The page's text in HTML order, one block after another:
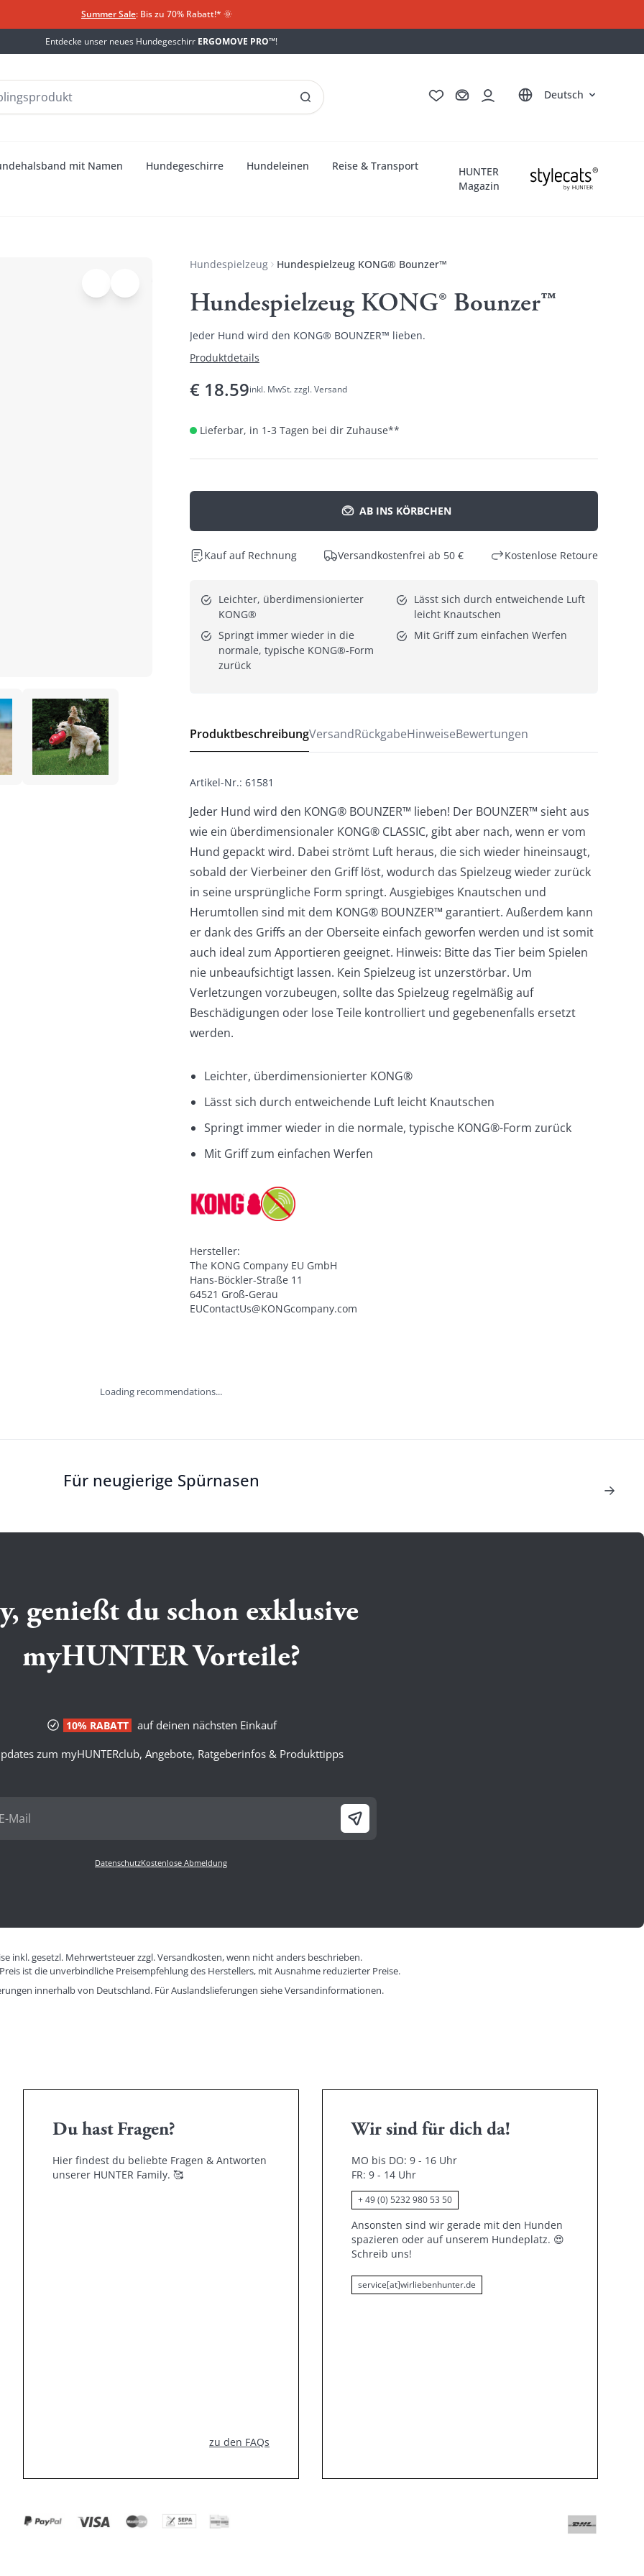
Summer Sale: Bis zu 70% Rabatt!* 🌞
Entdecke unser neues Hundegeschirr ERGOMOVE PRO™!
English
Français
Italiano
Nederlands
Deutsch
mit Namen Hundegeschirre Hundeleinen Reise & Transport
HUNTER
Magazin
Hundespielzeug Hundespielzeug KONG® Bounzer™
Hundespielzeug KONG® Bounzer™
Jeder Hund wird den KONG® BOUNZER™ lieben.
Produktdetails
€ 18.59inkl. MwSt. zzgl. Versand
Lieferbar, in 1-3 Tagen bei dir Zuhause**
AB INS KÖRBCHEN
Kauf auf Rechnung Versandkostenfrei ab 50 € Kostenlose Retoure
Leichter, überdimensionierter
KONG®
Lässt sich durch entweichende Luft
leicht Knautschen
Springt immer wieder in die
normale, typische KONG®-Form
zurück
Mit Griff zum einfachen Werfen
ProduktbeschreibungVersandRückgabeHinweiseBewertungen
Artikel-Nr.: 61581
Jeder Hund wird den KONG® BOUNZER™ lieben! Der BOUNZER™ sieht aus
wie ein überdimensionaler KONG® CLASSIC, gibt aber nach, wenn er vom
Hund gepackt wird. Dabei strömt Luft heraus, die sich wieder hineinsaugt,
sobald der Vierbeiner den Griff löst, wodurch das Spielzeug wieder zurück
in seine ursprüngliche Form springt. Ausgiebiges Knautschen und
Herumtollen sind mit dem KONG® BOUNZER™ garantiert. Außerdem kann
er dank des Griffs an der Oberseite einfach geworfen werden und ist somit
auch ideal zum Apportieren geeignet. Hinweis: Bitte das Tier beim Spielen
nie unbeaufsichtigt lassen. Kein Spielzeug ist unzerstörbar. Um
Verletzungen vorzubeugen, sollte das Spielzeug regelmäßig auf
Beschädigungen oder lose Teile kontrolliert und gegebenenfalls ersetzt
werden.
Leichter, überdimensionierter KONG®
Lässt sich durch entweichende Luft leicht Knautschen
Springt immer wieder in die normale, typische KONG®-Form zurück
Mit Griff zum einfachen Werfen
Hersteller:
The KONG Company EU GmbH
Hans-Böckler-Straße 11
64521 Groß-Gerau
EUContactUs@KONGcompany.com
Loading recommendations...
Für neugierige Spürnasen
genießt du schon exklusive
myHUNTER Vorteile?
10% RABATT
auf deinen nächsten Einkauf
zum myHUNTERclub, Angebote, Ratgeberinfos & Produkttipps
DatenschutzKostenlose Abmeldung
inkl. gesetzl. Mehrwertsteuer zzgl. Versandkosten, wenn nicht anders beschrieben.
ist die unverbindliche Preisempfehlung des Herstellers, mit Ausnahme reduzierter Preise.
innerhalb von Deutschland. Für Auslandslieferungen sieheVersandinformationen.
Du hast Fragen?
Hier findest du beliebte Fragen & Antworten
unserer HUNTER Family. 🥰
zu den FAQs
Wir sind für dich da!
MO bis DO: 9 - 16 Uhr
FR: 9 - 14 Uhr
+ 49 (0) 5232 980 53 50
Ansonsten sind wir gerade mit den Hunden
spazieren oder auf unserem Hundeplatz. 😍
Schreib uns!
service[at]wirliebenhunter.de